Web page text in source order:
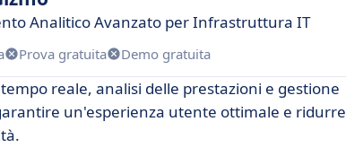
Analitico Avanzato per Infrastruttura IT
Prova gratuita Demo gratuita
reale, analisi delle prestazioni e gestione
un'esperienza utente ottimale e ridurre